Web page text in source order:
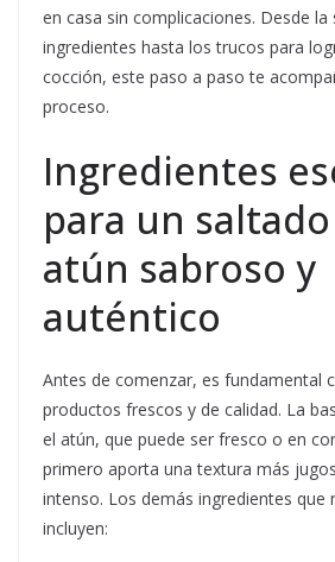
en casa sin complicaciones. Desde la
ingredientes hasta los trucos para
cocción, este paso a paso te
proceso.
Ingredientes
para un
atún sabroso y
auténtico
Antes de comenzar, es fundamental
productos frescos y de calidad. La
el atún, que puede ser fresco o en
primero aporta una textura más
intenso. Los demás ingredientes que
incluyen: